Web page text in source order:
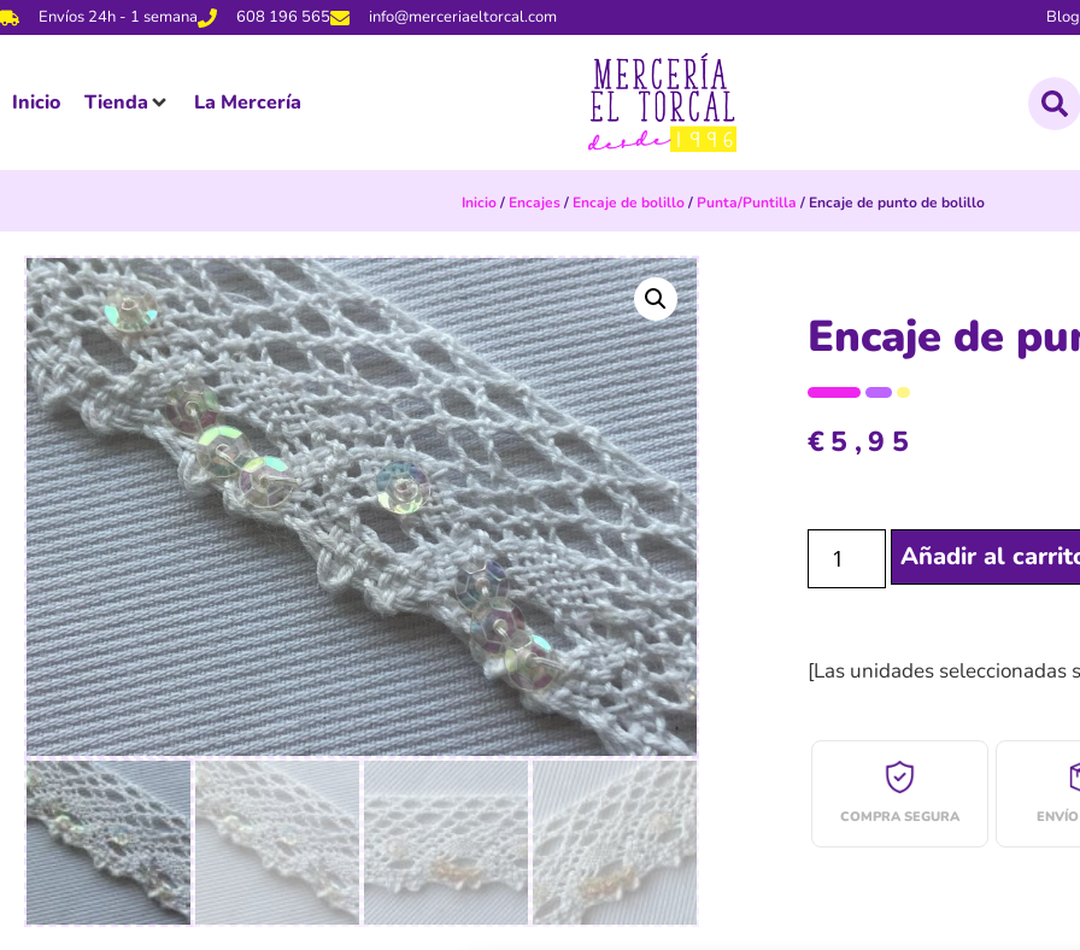
Envíos 24h - 1 semana 608 196 565 info@merceriaeltorcal.com Blog
Inicio Tienda La Mercería
Inicio/ Encajes/ Encaje de bolillo/ Punta/Puntilla / Encaje de punto de bolillo
Encaje de
€5,95
Añadir al
[Las unidades seleccionadas
COMPRA SEGURA